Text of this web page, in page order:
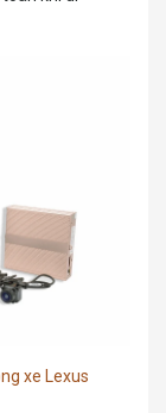
xe Lexus